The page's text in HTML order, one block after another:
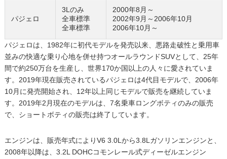
パジェロ
3Lのみ
全車標準
全車標準
2000年8月～
2002年9月～2006年10月
2006年10月～
パジェロは、1982年に初代モデルを発売以来、悪路走破性と乗用車
並みの快適な乗り心地を併せ持つオールラウンドSUVとして、25年
間で約250万台を生産し、世界170か国以上の人々に愛されていま
す。2019年現在販売されているパジェロは4代目モデルで、2006年
10月に発売開始され、12年以上同じモデルで販売を継続していま
す。2019年2月現在のモデルは、7名乗車ロングボティのみの販売
で、ショートボティの販売は終了しています。
エンジンは、販売年式によりV6 3.0Lから3.8Lガソリンエンジンと、
2008年以降は、3.2L DOHCコモンレール式ディーゼルエンジン